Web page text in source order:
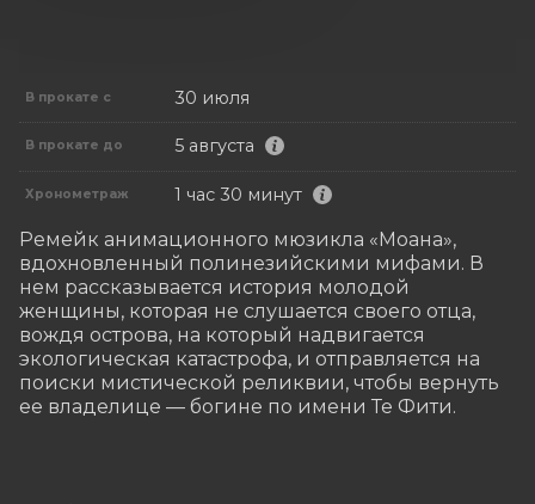
В прокате с 30 июля
В прокате до 5 августа
Хронометраж 1 час 30 минут
Ремейк анимационного мюзикла «Моана»,
вдохновленный полинезийскими мифами. В
нем рассказывается история молодой
женщины, которая не слушается своего отца,
вождя острова, на который надвигается
экологическая катастрофа, и отправляется на
поиски мистической реликвии, чтобы вернуть
ее владелице — богине по имени Те Фити.